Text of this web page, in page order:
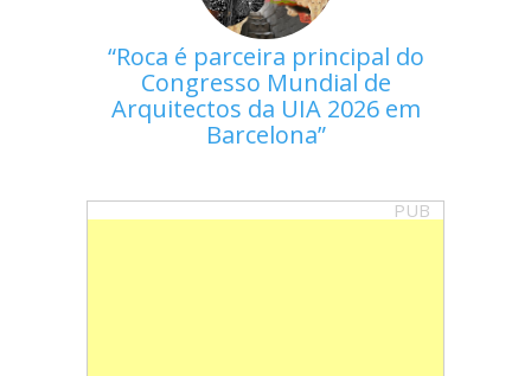
Roca é parceira principal do
Congresso Mundial de
Arquitectos da UIA 2026 em
Barcelona
PUB